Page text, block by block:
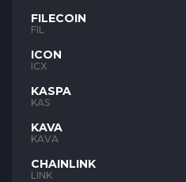
FILECOIN
FIL
ICON
ICX
KASPA
KAS
KAVA
KAVA
CHAINLINK
LINK